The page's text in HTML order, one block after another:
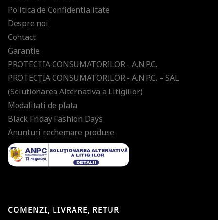
Politica de Confidentialitate
Despre noi
Contact
Garantie
PROTECŢIA CONSUMATORILOR - A.N.P.C.
PROTECŢIA CONSUMATORILOR - A.N.P.C. – SAL
(Solutionarea Alternativa a Litigiilor)
Modalitati de plata
Black Friday Fashion Days
Anunturi rechemare produse
COMENZI, LIVRARE, RETUR